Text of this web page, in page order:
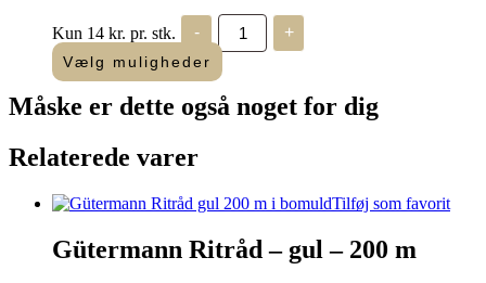
Kun 14 kr. pr. stk. -
DMC
Mouliné
"Amagergarn"
antal
+
Vælg muligheder
Måske er dette også noget for dig
Relaterede varer
Tilføj som favorit
Gütermann Ritråd – gul – 200 m